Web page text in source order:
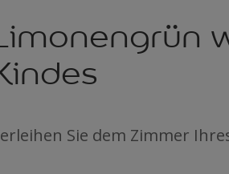
Sie dem Zimmer